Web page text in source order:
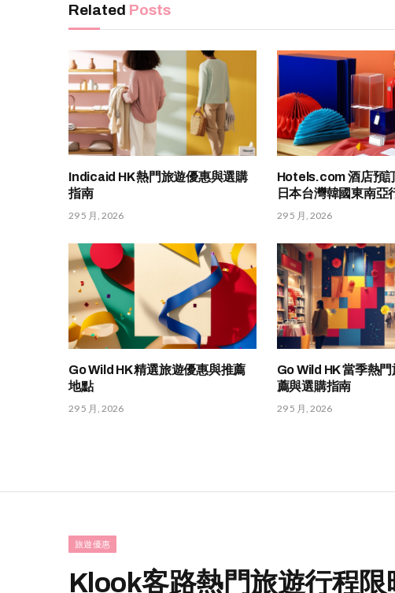
Related Posts
Indicaid HK 熱門旅遊優惠與選購
指南
29 5 月, 2026
Hotels.com 酒店預
日本台灣韓國東南亞
29 5 月, 2026
Go Wild HK 精選旅遊優惠與推薦
地點
29 5 月, 2026
Go Wild HK 當季熱
薦與選購指南
29 5 月, 2026
旅遊優惠
Klook客路熱門旅遊行程